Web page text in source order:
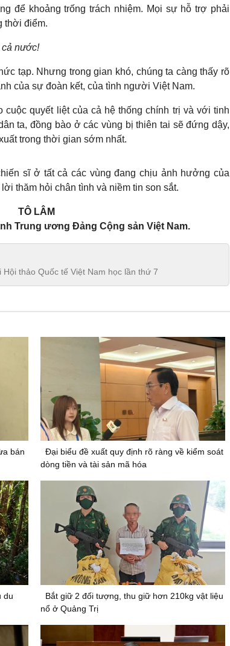
để khoảng trống trách nhiệm. Mọi sự hỗ trợ phải
thời điểm.
cả nước!
tạp. Nhưng trong gian khó, chúng ta càng thấy rõ
của sự đoàn kết, của tình người Việt Nam.
quyết liệt của cả hệ thống chính trị và với tinh
ta, đồng bào ở các vùng bị thiên tai sẽ đứng dậy,
trong thời gian sớm nhất.
sĩ ở tất cả các vùng đang chịu ảnh hưởng của
thăm hỏi chân tình và niềm tin son sắt.
TÔ LÂM
Trung ương Đảng Cộng sản Việt Nam.
thảo Quốc tế Việt Nam học lần thứ 7
bán
Đại biểu đề xuất quy định rõ ràng về kiểm soát
dòng tiền và tài sản mã hóa
du
Bắt giữ 2 đối tượng, thu giữ hơn 210kg vật liệu
nổ ở Quảng Trị